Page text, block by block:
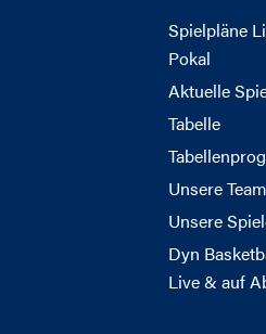
Spielpläne
Pokal
Aktuelle
Tabelle
Unsere
Unsere
Dyn
Live & auf